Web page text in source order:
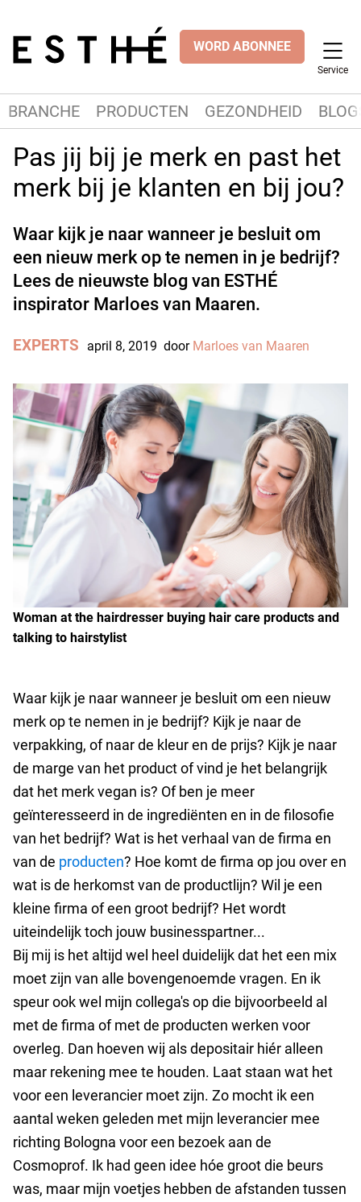
WORD ABONNEE
Service
BRANCHE PRODUCTEN GEZONDHEID
Pas jij bij je merk en past het
merk bij je klanten en bij jou?
Waar kijk je naar wanneer je besluit om
een nieuw merk op te nemen in je bedrijf?
Lees de nieuwste blog van ESTHÉ
inspirator Marloes van Maaren.
EXPERTS april 8, 2019 door Marloes van Maaren
Woman at the hairdresser buying hair care products and
talking to hairstylist
Waar kijk je naar wanneer je besluit om een nieuw
merk op te nemen in je bedrijf? Kijk je naar de
verpakking, of naar de kleur en de prijs? Kijk je naar
de marge van het product of vind je het belangrijk
dat het merk vegan is? Of ben je meer
geïnteresseerd in de ingrediënten en in de filosofie
van het bedrijf? Wat is het verhaal van de firma en
van de producten? Hoe komt de firma op jou over en
wat is de herkomst van de productlijn? Wil je een
kleine firma of een groot bedrijf? Het wordt
uiteindelijk toch jouw businesspartner...
Bij mij is het altijd wel heel duidelijk dat het een mix
moet zijn van alle bovengenoemde vragen. En ik
speur ook wel mijn collega's op die bijvoorbeeld al
met de firma of met de producten werken voor
overleg. Dan hoeven wij als depositair hiér alleen
maar rekening mee te houden. Laat staan wat het
voor een leverancier moet zijn. Zo mocht ik een
aantal weken geleden met mijn leverancier mee
richting Bologna voor een bezoek aan de
Cosmoprof. Ik had geen idee hóe groot die beurs
was, maar mijn voetjes hebben de afstanden tussen